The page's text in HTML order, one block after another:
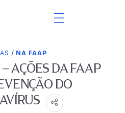
/ NA FAAP
AÇÕES DA FAAP
DO